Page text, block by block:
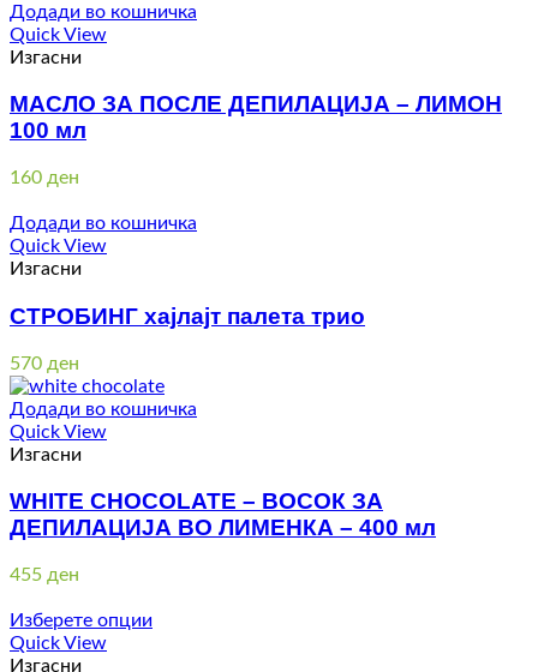
Додади во кошничка
Quick View
Изгасни
МАСЛО ЗА ПОСЛЕ ДЕПИЛАЦИЈА – ЛИМОН
100 мл
160 ден
Додади во кошничка
Quick View
Изгасни
СТРОБИНГ хајлајт палета трио
570 ден
Додади во кошничка
Quick View
Изгасни
WHITE CHOCOLATE – ВОСОК ЗА
ДЕПИЛАЦИЈА ВО ЛИМЕНКА – 400 мл
455 ден
Изберете опции
Quick View
Изгасни